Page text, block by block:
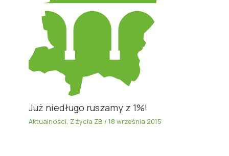
Już niedługo ruszamy z 1%!
Aktualności, Z życia ZB /18 września 2015